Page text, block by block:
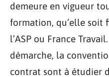
demeure en vigueur
formation, qu’elle soit
l’ASP ou France
démarche, la
contrat sont à étudier